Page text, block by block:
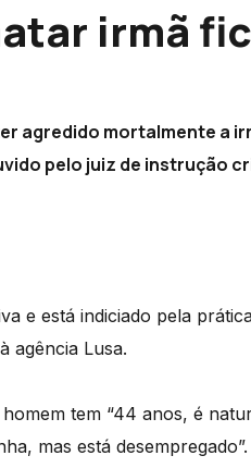
irmã
agredido mortalmente a
pelo juiz de instrução
e está indiciado pela
agência Lusa.
tem “44 anos, é
mas está desempregado”.